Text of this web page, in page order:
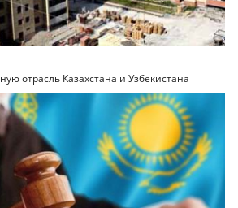
отрасль Казахстана и Узбекистана